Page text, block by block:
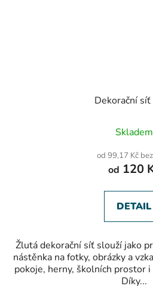
Dekorační
je
5,0
5
Skladem
od 99,17 Kč
od 120
DETAIL
Žlutá dekorační síť slouží jako
nástěnka na fotky, obrázky a
pokoje, herny, školních prostor
Díky...